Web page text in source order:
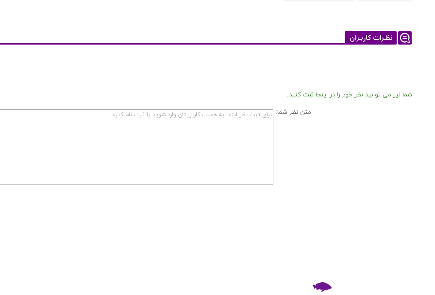
نظـرات کاربـران
شما نیز می توانید نظر خود را در اینجا ثبت کنید.
متن نظر شما: